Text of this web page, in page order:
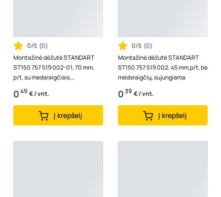
0/5 (0)
Montažinė dėžutė STANDART
ST150 757 519 002-01, 70 mm,
p/t, su medsraigčiais,
sujungiama
049 € / vnt.
Į krepšelį
0/5 (0)
Montažinė dėžutė STANDART
ST150 757 519 002, 45 mm,p/t, be
medsraigčių, sujungiama
039 € / vnt.
Į krepšelį